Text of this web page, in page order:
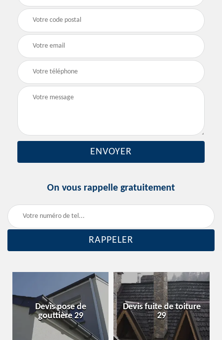
On vous rappelle gratuitement
Devis pose de
gouttière 29
Devis fuite de toiture
29